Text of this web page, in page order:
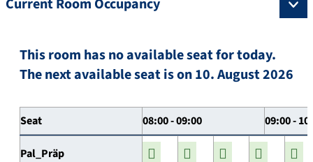
Current Room Occupancy
This room has no available seat for today.
The next available seat is on 10. August 2026
Seat 08:00 - 09:00 09:00 -
Pal_Präp